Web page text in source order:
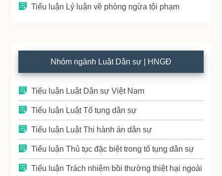
Tiểu luận Lý luận về phòng ngừa tội phạm
Nhóm ngành Luật Dân sự | HNGĐ
Tiểu luận Luật Dân sự Việt Nam
Tiểu luận Luật Tố tụng dân sự
Tiểu luận Luật Thi hành án dân sự
Tiểu luận Thủ tục đặc biệt trong tố tụng dân sự
Tiểu luận Trách nhiệm bồi thường thiệt hại ngoài